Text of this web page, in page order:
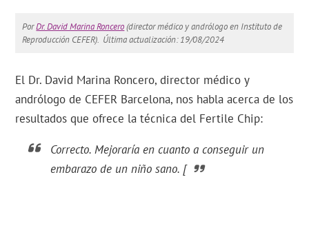
PorDr. David Marina Roncero(director médico y andrólogo en Instituto de
Reproducción CEFER). Última actualización: 19/08/2024
El Dr. David Marina Roncero, director médico y
andrólogo de CEFER Barcelona, nos habla acerca de los
resultados que ofrece la técnica del Fertile Chip:
Correcto. Mejoraría en cuanto a conseguir un
embarazo de un niño sano. [